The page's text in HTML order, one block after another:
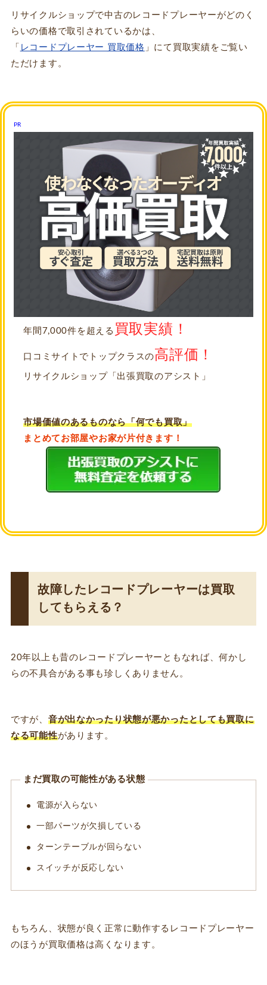
リサイクルショップで中古のレコードプレーヤーがどのく
らいの価格で取引されているかは、
「
レコードプレーヤー 買取価格 」にて買取実績をご覧い
ただけます。
PR
年間7,000件を超える 買取実績！
口コミサイトでトップクラスの 高評価！
リサイクルショップ「出張買取のアシスト」
市場価値のあるものなら「何でも買取」
まとめてお部屋やお家が片付きます！
故障したレコードプレーヤーは買取
してもらえる？
20年以上も昔のレコードプレーヤーともなれば、何かし
らの不具合がある事も珍しくありません。
ですが、 音が出なかったり状態が悪かったとしても買取に
なる可能性があります。
まだ買取の可能性がある状態
電源が入らない
一部パーツが欠損している
ターンテーブルが回らない
スイッチが反応しない
もちろん、状態が良く正常に動作するレコードプレーヤー
のほうが買取価格は高くなります。